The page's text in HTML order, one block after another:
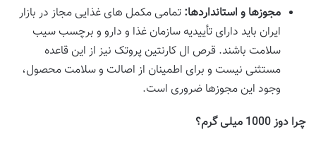
مجوزها و استانداردها: تمامی مکمل های غذایی مجاز در بازار
ایران باید دارای تأییدیه سازمان غذا و دارو و برچسب سیب
سلامت باشند. قرص ال کارنتین پروتک نیز از این قاعده
مستثنی نیست و برای اطمینان از اصالت و سلامت محصول،
وجود این مجوزها ضروری است.
چرا دوز 1000 میلی گرم؟